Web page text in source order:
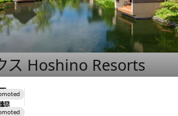
ス Hoshino Resorts